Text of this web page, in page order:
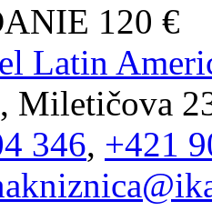
120 €
Latin
346, +421